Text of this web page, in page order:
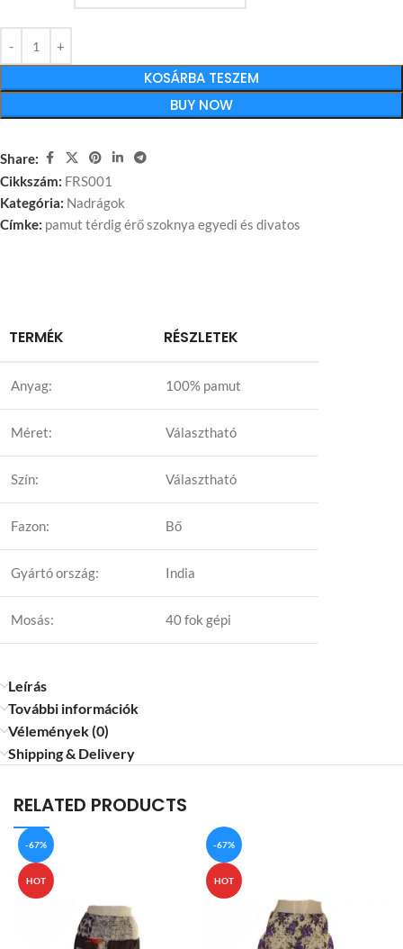
KOSÁRBA TESZEM
BUY NOW
Share:
Cikkszám: FRS001
Kategória: Nadrágok
Címke: pamut térdig érő szoknya egyedi és divatos
TERMÉK RÉSZLETEK
Anyag: 100% pamut
Méret: Választható
Szín: Választható
Fazon: Bő
Gyártó ország: India
Mosás: 40 fok gépi
Leírás
További információk
Vélemények (0)
Shipping & Delivery
RELATED PRODUCTS
-67%
HOT
-67%
HOT